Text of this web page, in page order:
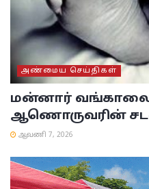
அண்மைய செய்திகள்
மன்னார்
ஆணொருவரின்
ஆவணி 7, 2026